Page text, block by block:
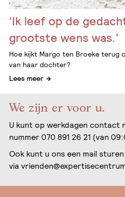
‘Ik leef op de
grootste wens was.’
Hoe kijkt Margo ten Broeke terug
van haar dochter?
Lees meer
We zijn er voor u.
U kunt op werkdagen contact
nummer 070 891 26 21 (van
Ook kunt u ons een mail sturen
via